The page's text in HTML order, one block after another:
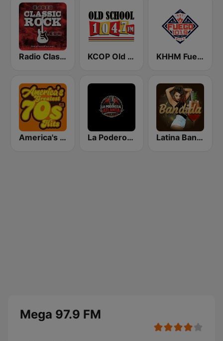
Radio Classic Rock KCOP Old School 104.7 FM KHHM Fuego 101.9
America's Greatest 70s Hits La Poderosa Atlanta Latina Bandida!
Mega 97.9 FM